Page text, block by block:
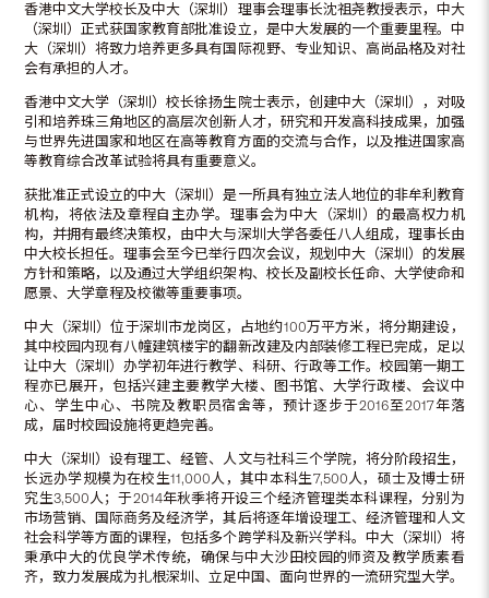
香港中文大学校长及中大（深圳）理事会理事长沈祖尧教授表示，中大
（深圳）正式获国家教育部批准设立，是中大发展的一个重要里程。中
大（深圳）将致力培养更多具有国际视野、专业知识、高尚品格及对社
会有承担的人才。
香港中文大学（深圳）校长徐扬生院士表示，创建中大（深圳），对吸
引和培养珠三角地区的高层次创新人才，研究和开发高科技成果，加强
与世界先进国家和地区在高等教育方面的交流与合作，以及推进国家高
等教育综合改革试验将具有重要意义。
获批准正式设立的中大（深圳）是一所具有独立法人地位的非牟利教育
机构，将依法及章程自主办学。理事会为中大（深圳）的最高权力机
构，并拥有最终决策权，由中大与深圳大学各委任八人组成，理事长由
中大校长担任。理事会至今已举行四次会议，规划中大（深圳）的发展
方针和策略，以及通过大学组织架构、校长及副校长任命、大学使命和
愿景、大学章程及校徽等重要事项。
中大（深圳）位于深圳市龙岗区，占地约100万平方米，将分期建设，
其中校园内现有八幢建筑楼宇的翻新改建及内部装修工程已完成，足以
让中大（深圳）办学初年进行教学、科研、行政等工作。校园第一期工
程亦已展开，包括兴建主要教学大楼、图书馆、大学行政楼、会议中
心、学生中心、书院及教职员宿舍等，预计逐步于2016至2017年落
成，届时校园设施将更趋完善。
中大（深圳）设有理工、经管、人文与社科三个学院，将分阶段招生，
长远办学规模为在校生11,000人，其中本科生7,500人，硕士及博士研
究生3,500人；于2014年秋季将开设三个经济管理类本科课程，分别为
市场营销、国际商务及经济学，其后将逐年增设理工、经济管理和人文
社会科学等方面的课程，包括多个跨学科及新兴学科。中大（深圳）将
秉承中大的优良学术传统，确保与中大沙田校园的师资及教学质素看
齐，致力发展成为扎根深圳、立足中国、面向世界的一流研究型大学。